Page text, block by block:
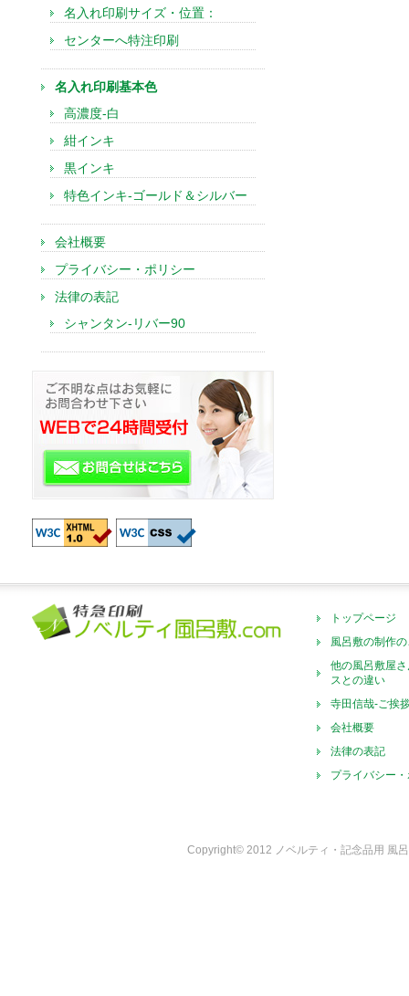
名入れ印刷サイズ・位置：
センターへ特注印刷
名入れ印刷基本色
高濃度-白
紺インキ
黒インキ
特色インキ-ゴールド＆シルバー
会社概要
プライバシー・ポリシー
法律の表記
シャンタン-リバー90
トップページ
風呂敷の制作
他の風呂敷屋
スとの違い
寺田信哉-ご挨
会社概要
法律の表記
プライバシー
Copyright© 2012 ノベルティ・記念品用 風